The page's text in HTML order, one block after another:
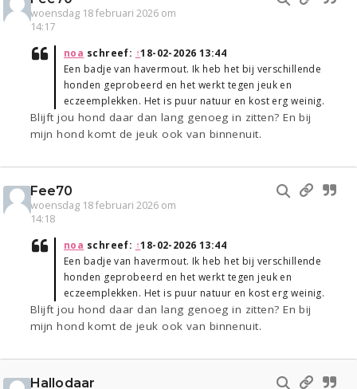
woensdag 18 februari 2026 om
14:17
noa schreef: ↑18-02-2026 13:44
Een badje van havermout. Ik heb het bij verschillende
honden geprobeerd en het werkt tegen jeuk en
eczeemplekken. Het is puur natuur en kost erg weinig.
Blijft jou hond daar dan lang genoeg in zitten? En bij
mijn hond komt de jeuk ook van binnenuit.
Fee70
woensdag 18 februari 2026 om
14:18
noa schreef: ↑18-02-2026 13:44
Een badje van havermout. Ik heb het bij verschillende
honden geprobeerd en het werkt tegen jeuk en
eczeemplekken. Het is puur natuur en kost erg weinig.
Blijft jou hond daar dan lang genoeg in zitten? En bij
mijn hond komt de jeuk ook van binnenuit.
Hallodaar